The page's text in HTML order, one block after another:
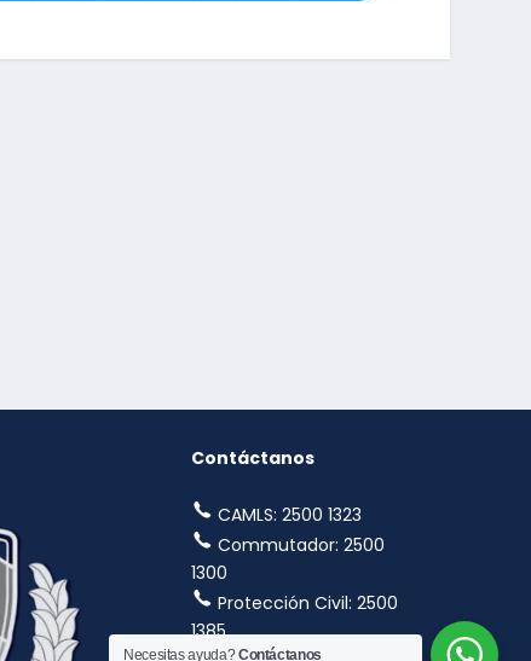
Contáctanos
CAMLS: 2500 1323
Commutador: 2500
1300
Protección Civil: 2500
1385
Necesitas ayuda?Contáctanos